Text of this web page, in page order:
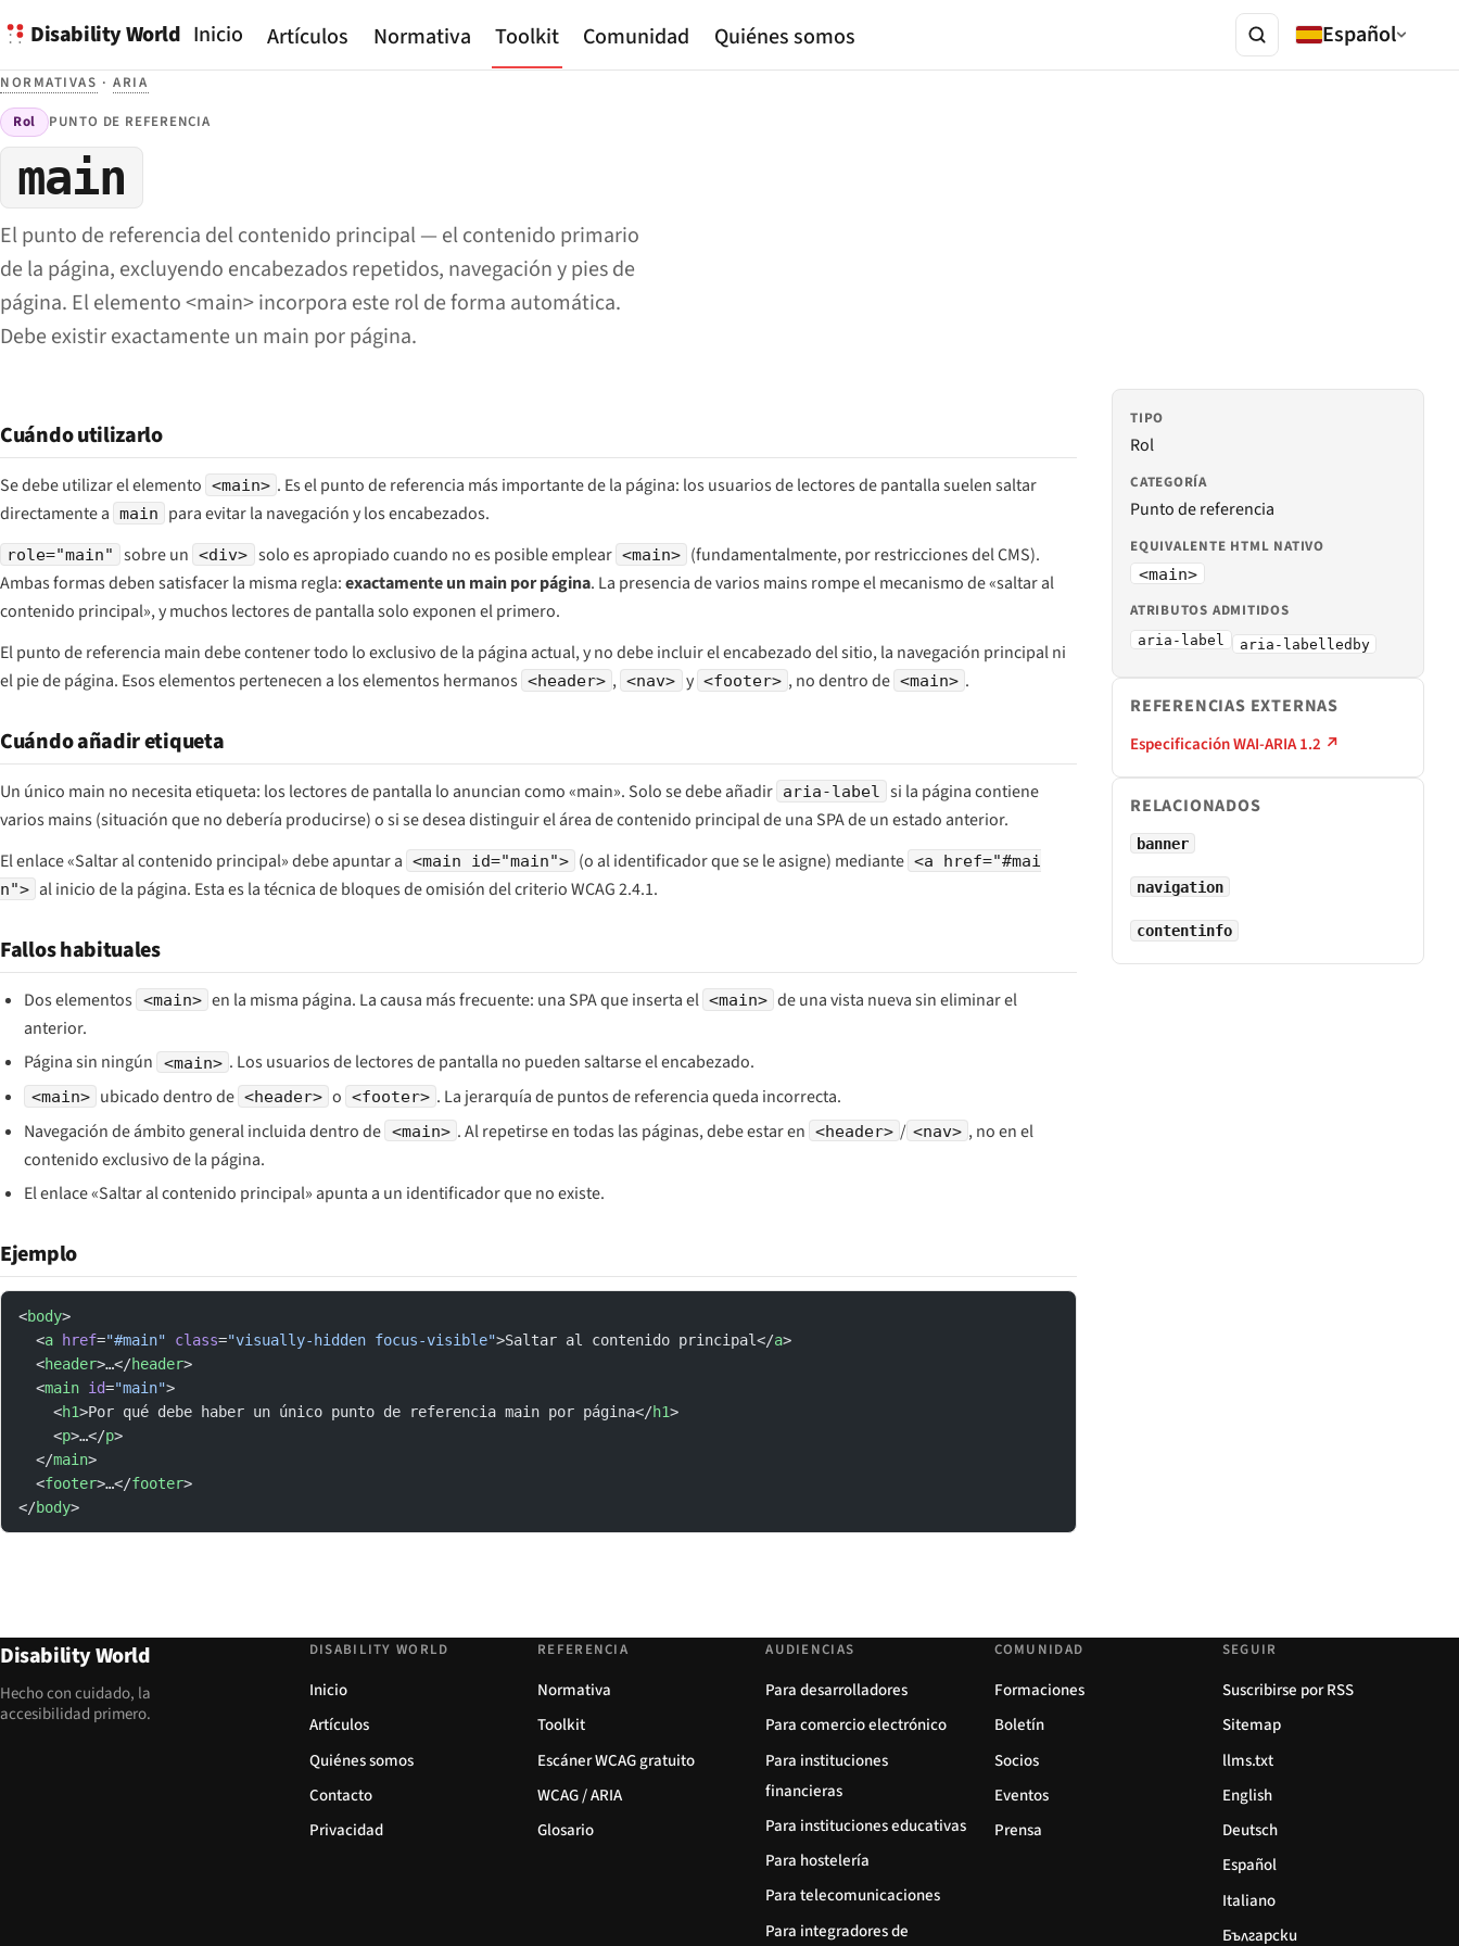
Disability World Inicio Artículos Normativa Toolkit Comunidad Quiénes somos Español
NORMATIVAS ·ARIA
Rol PUNTO DE REFERENCIA
main
El punto de referencia del contenido principal — el contenido primario
de la página, excluyendo encabezados repetidos, navegación y pies de
página. El elemento <main> incorpora este rol de forma automática.
Debe existir exactamente un main por página.
Cuándo utilizarlo
Se debe utilizar el elemento <main> . Es el punto de referencia más importante de la página: los usuarios de lectores de pantalla suelen saltar
directamente a main para evitar la navegación y los encabezados.
role="main" sobre un <div> solo es apropiado cuando no es posible emplear <main>
(fundamentalmente, por restricciones del CMS).
Ambas formas deben satisfacer la misma regla:exactamente un main por página. La presencia de varios mains rompe el mecanismo de «saltar al
contenido principal», y muchos lectores de pantalla solo exponen el primero.
El punto de referencia main debe contener todo lo exclusivo de la página actual, y no debe incluir el encabezado del sitio, la navegación principal ni
el pie de página. Esos elementos pertenecen a los elementos hermanos <header> , <nav> y <footer> , no dentro de <main> .
Cuándo añadir etiqueta
Un único main no necesita etiqueta: los lectores de pantalla lo anuncian como «main». Solo se debe añadir aria-label
si la página contiene
varios mains (situación que no debería producirse) o si se desea distinguir el área de contenido principal de una SPA de un estado anterior.
El enlace «Saltar al contenido principal» debe apuntar a <main id="main"> (o al identificador que se le asigne) mediante <a href="#mai
n"> al inicio de la página. Esta es la técnica de bloques de omisión del criterio WCAG 2.4.1.
Fallos habituales
Dos elementos <main> en la misma página. La causa más frecuente: una SPA que inserta el <main> de una vista nueva sin eliminar el
anterior.
Página sin ningún
<main> . Los usuarios de lectores de pantalla no pueden saltarse el encabezado.
<main> ubicado dentro de <header> o <footer> . La jerarquía de puntos de referencia queda incorrecta.
Navegación de ámbito general incluida dentro de <main> . Al repetirse en todas las páginas, debe estar en <header> / <nav> , no en el
contenido exclusivo de la página.
El enlace «Saltar al contenido principal» apunta a un identificador que no existe.
Ejemplo
<body>
  <
a href="#main" class="visually-hidden focus-visible">Saltar al contenido principal</a>
  <
header>…</header>
  <
main id="main">
    <
h1>Por qué debe haber un único punto de referencia main por página</h1>
    <
p>…</p>
  </
main>
  <
footer>…</footer>
</body>
TIPO
Rol
CATEGORÍA
Punto de referencia
EQUIVALENTE HTML NATIVO
<main>
ATRIBUTOS ADMITIDOS
aria-label aria-labelledby
REFERENCIAS EXTERNAS
Especificación WAI-ARIA 1.2 ↗
RELACIONADOS
banner
navigation
contentinfo
Disability World
Hecho con cuidado, la
accesibilidad primero.
DISABILITY WORLD
Inicio
Artículos
Quiénes somos
Contacto
Privacidad
REFERENCIA
Normativa
Toolkit
Escáner WCAG gratuito
WCAG / ARIA
Glosario
AUDIENCIAS
Para desarrolladores
Para comercio electrónico
Para instituciones
financieras
Para instituciones educativas
Para hostelería
Para telecomunicaciones
Para integradores de
COMUNIDAD
Formaciones
Boletín
Socios
Eventos
Prensa
SEGUIR
Suscribirse por RSS
Sitemap
llms.txt
English
Deutsch
Español
Italiano
Български